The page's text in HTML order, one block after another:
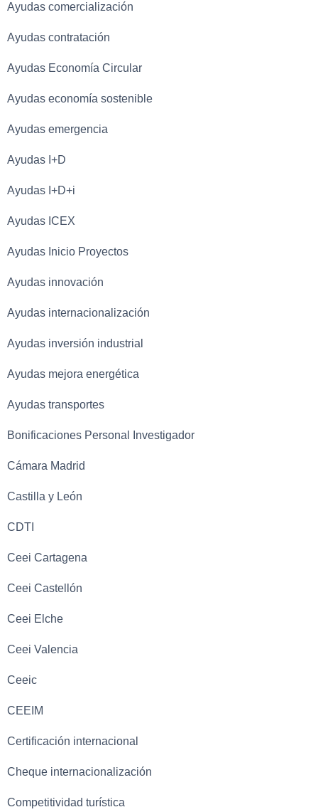
Ayudas comercialización
Ayudas contratación
Ayudas Economía Circular
Ayudas economía sostenible
Ayudas emergencia
Ayudas I+D
Ayudas I+D+i
Ayudas ICEX
Ayudas Inicio Proyectos
Ayudas innovación
Ayudas internacionalización
Ayudas inversión industrial
Ayudas mejora energética
Ayudas transportes
Bonificaciones Personal Investigador
Cámara Madrid
Castilla y León
CDTI
Ceei Cartagena
Ceei Castellón
Ceei Elche
Ceei Valencia
Ceeic
CEEIM
Certificación internacional
Cheque internacionalización
Competitividad turística